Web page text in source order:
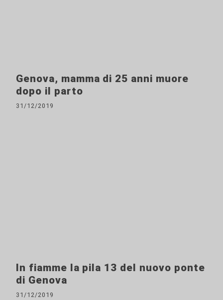
Genova, mamma di 25 anni muore
dopo il parto
31/12/2019
In fiamme la pila 13 del nuovo ponte
di Genova
31/12/2019